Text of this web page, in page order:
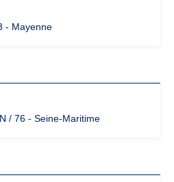
- Mayenne
/ 76 - Seine-Maritime